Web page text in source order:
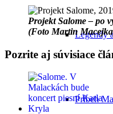
Legendy
Príbeh
Projekt Salome – po
(Foto Martin
Pozrite aj súvisiace